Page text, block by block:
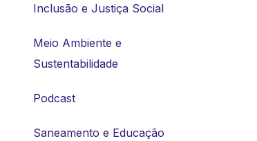
Inclusão e Justiça Social
Meio Ambiente e
Sustentabilidade
Podcast
Saneamento e Educação